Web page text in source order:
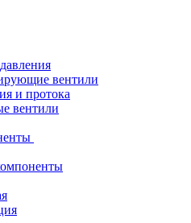
вентили
и протока
вентили